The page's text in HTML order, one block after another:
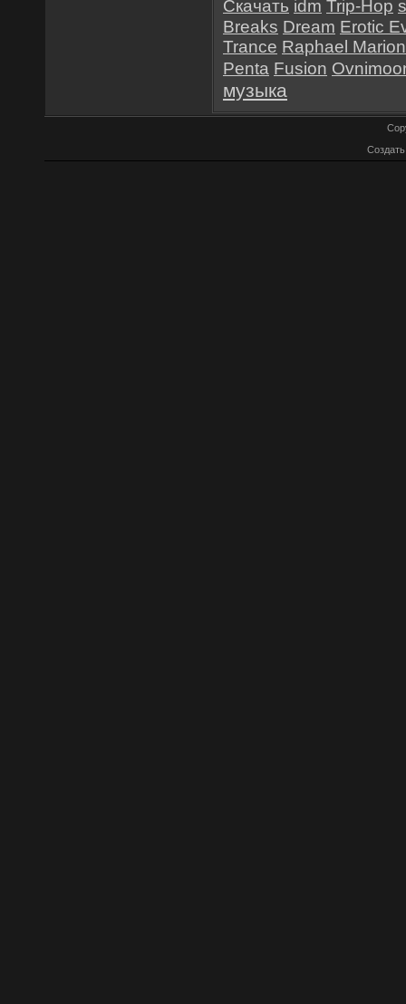
Скачать idm Trip-Hop
Breaks Dream Erotic
Trance Raphael
Penta Fusion
музыка